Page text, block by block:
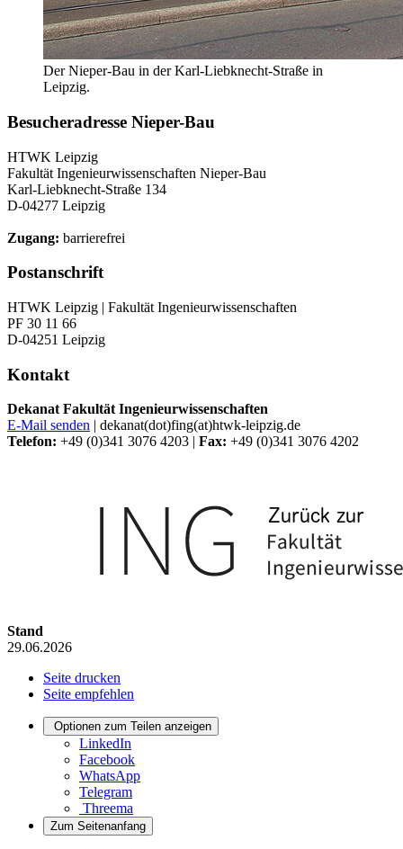
Der Nieper-Bau in der Karl-Liebknecht-Straße in
Leipzig.
Besucheradresse Nieper-Bau
HTWK Leipzig
Fakultät Ingenieurwissenschaften Nieper-Bau
Karl-Liebknecht-Straße 134
D-04277 Leipzig
Zugang: barrierefrei
Postanschrift
HTWK Leipzig | Fakultät Ingenieurwissenschaften
PF 30 11 66
D-04251 Leipzig
Kontakt
Dekanat Fakultät Ingenieurwissenschaften
E-Mail senden | dekanat(dot)fing(at)htwk-leipzig.de
Telefon: +49 (0)341 3076 4203 | Fax: +49 (0)341 3076 4202
Stand
29.06.2026
Seite drucken
Seite empfehlen
Optionen zum Teilen anzeigen
LinkedIn
Facebook
WhatsApp
Telegram
Threema
Zum Seitenanfang